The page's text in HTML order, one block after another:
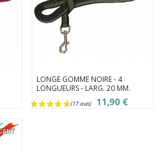
LONGE GOMME NOIRE - 4
LONGUEURS - LARG. 20 MM.
11,90 €